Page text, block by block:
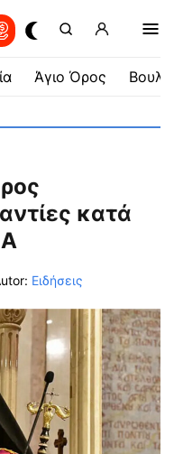
Άγιο Όρος
κατά
Ειδήσεις